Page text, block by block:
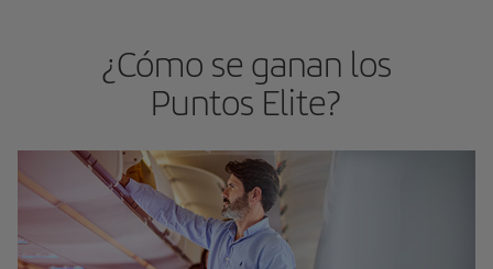
¿Cómo se ganan los
Puntos Elite?